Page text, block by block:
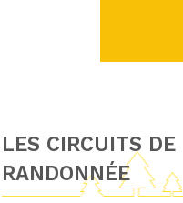
LES CIRCUITS DE
RANDONNÉE